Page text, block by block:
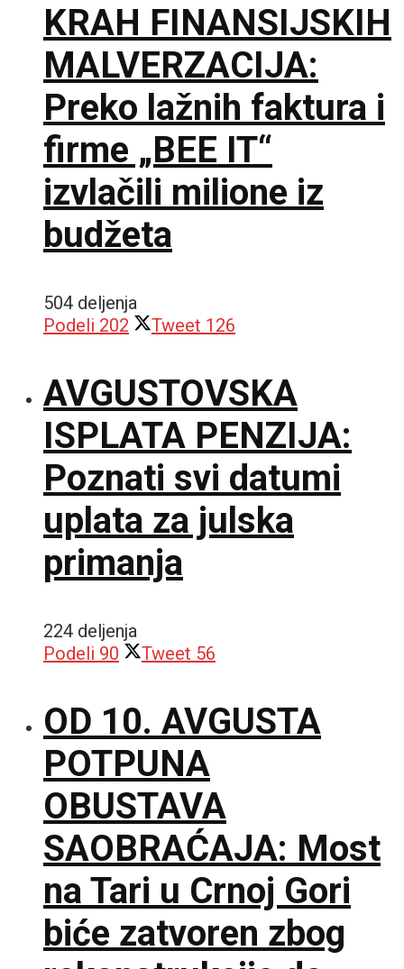
KRAH FINANSIJSKIH
MALVERZACIJA:
Preko lažnih faktura i
firme „BEE IT“
izvlačili milione iz
budžeta
504 deljenja
Podeli 202 Tweet 126
AVGUSTOVSKA
ISPLATA PENZIJA:
Poznati svi datumi
uplata za julska
primanja
224 deljenja
Podeli 90 Tweet 56
OD 10. AVGUSTA
POTPUNA
OBUSTAVA
SAOBRAĆAJA: Most
na Tari u Crnoj Gori
biće zatvoren zbog